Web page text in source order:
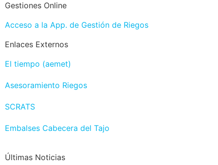
Gestiones Online
Acceso a la App. de Gestión de Riegos
Enlaces Externos
El tiempo (aemet)
Asesoramiento Riegos
SCRATS
Embalses Cabecera del Tajo
Últimas Noticias